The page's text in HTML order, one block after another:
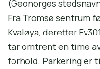
(Geonorges
Fra Tromsø sentrum
Kvaløya, deretter
tar omtrent en time
forhold. Parkering er